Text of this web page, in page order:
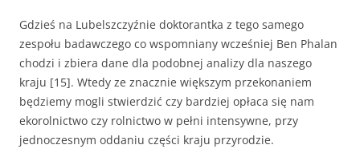
Gdzieś na Lubelszczyźnie doktorantka z tego samego
zespołu badawczego co wspomniany wcześniej Ben Phalan
chodzi i zbiera dane dla podobnej analizy dla naszego
kraju [15]. Wtedy ze znacznie większym przekonaniem
będziemy mogli stwierdzić czy bardziej opłaca się nam
ekorolnictwo czy rolnictwo w pełni intensywne, przy
jednoczesnym oddaniu części kraju przyrodzie.